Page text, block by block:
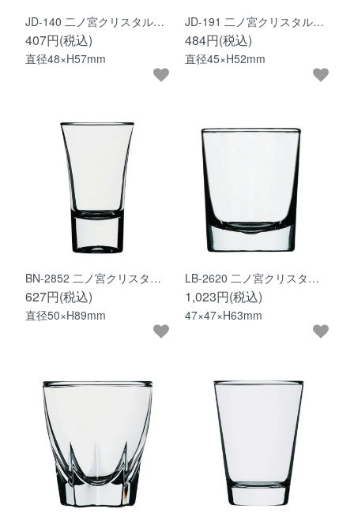
JD-140 二ノ宮クリスタル…
407円(税込)
直径48×H57mm
JD-191 二ノ宮クリスタル…
484円(税込)
直径45×H52mm
BN-2852 二ノ宮クリスタ…
627円(税込)
直径50×H89mm
LB-2620 二ノ宮クリスタ…
1,023円(税込)
47×47×H63mm